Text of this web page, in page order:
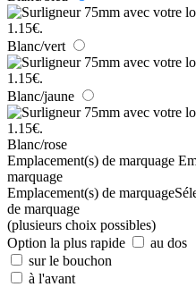
Blanc/vert
Blanc/jaune
Blanc/rose
Emplacement(s) de marquage
marquage
Emplacement(s) de marquage
de marquage
(plusieurs choix possibles)
Option la plus rapide
au dos
sur le bouchon
à l'avant